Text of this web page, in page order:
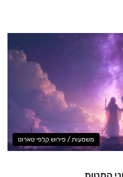
משמעות / פירוש קלפי טארוט